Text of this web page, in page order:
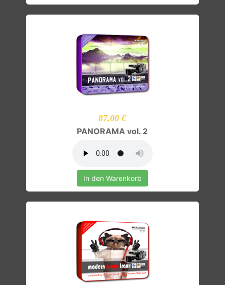
87,00 €
PANORAMA vol. 2
In den Warenkorb